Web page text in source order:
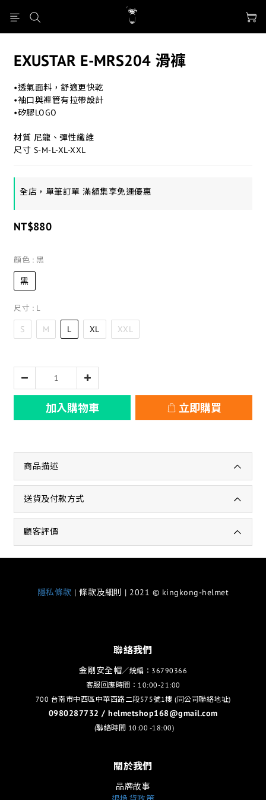
EXUSTAR E-MRS204 滑褲
•透氣面料，舒適更快乾
•袖口與褲管有拉帶設計
•矽膠LOGO
材質 尼龍、彈性纖維
尺寸 S-M-L-XL-XXL
全店，單筆訂單 滿額集享免運優惠
NT$880
顏色 : 黑
黑
尺寸 : L
S M L XL XXL
加入購物車 立即購買
商品描述
送貨及付款方式
顧客評價
隱私條款 | 條款及細則 | 2021 © kingkong-helmet
聯絡我們
金剛安全帽／統編：36790366
客服回應時間：10:00-21:00
700 台南市中西區中華西路二段575號1樓 (同公司聯絡地址)
0980287732 / helmetshop168@gmail.com
(聯絡時間 10:00 -18:00)
關於我們
品牌故事